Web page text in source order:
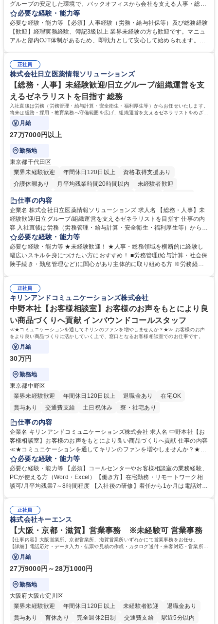
グループの安定した環境で、バックオフィスから会社を支える人事・総務
をお任せします。 労務と総務の業務をバランスよく担当し、ゆくゆくは制
度改定などのコア業務にも挑戦できる、やりがいある環境です。 ■勤怠管
理、給与計算、社会保険手続き、年末調整等の労務管理全般 ■入退社手続
き、社内規定の改定や人事制度改定などのコア業務 ■社内イベントの企画
でも質問・相談できる環境が整っているため、安心して成長できます。 募
集職種 【森ビルG】人事・総務◆賞与5ヶ月◆年休120日◆残業少なめ◆
リモート可
必要な経験・能力等
必要な経験・能力等 【必須】人事経験（労務・給与社保等）及び総務経験
【歓迎】経理実務経験、簿記3級以上 業界未経験の方も歓迎です。マニュ
アルと部内OJT体制があるため、即戦力として安心して始められます。
務に挑戦できるため、自身の成長と組織への貢献度をダイレクトに実感で
きます。 残業少なめ、週1日リモート可など、ワークライフバランスを保
ち長期活躍できる環境です。 「これまでの幅広い経験を活かし、長期的な
キャリアを築きたい」という前向きな意欲と挑戦を全力で応援します。 学
歴・資格 学歴：大学院 大学 高専 短大 専修学校 高校 語学力： 資格：日商
簿記検定1級 日商簿記検定2級 日商簿記検定3級
正社員
株式会社日立医薬情報ソリューションズ
【総務・人事】未経験歓迎/日立グループ/組織運営を支
えるゼネラリストを目指す 総務
入社直後は労務（労務管理・給与計算・安全衛生・福利厚生等）からお任せいたします。
将来は総務・採用・教育業務へ守備範囲を広げ、組織運営を支えるゼネラリストをめざせ
ます。
月給
27万7000円以上
勤務地
東京都千代田区
業界未経験歓迎
年間休日120日以上
資格取得支援あり
介護休暇あり
月平均残業時間20時間以内
未経験者歓迎
住宅手当あり
育休あり
完全週休2日制 交通費支給 土日祝休み 寮・社宅あり
仕事の内容
企業名 株式会社日立医薬情報ソリューションズ 求人名 【総務・人事】未
経験歓迎/日立グループ/組織運営を支えるゼネラリストを目指す 仕事の内
容 入社直後は労務（労務管理・給与計算・安全衛生・福利厚生等）からお
任せいたします。将来は総務・採用・教育業務へ守備範囲を広げ、組織運
営を支えるゼネラリストをめざせます。 ・初期業務：労働時間管理、給与
計算、社会保険対応、福利厚生管理、安全衛生、健康経営推進等をお任せ
します。ご経験に応じて、休職者管理など、幅広く経験を積んでいただき
幅広く経験を積みたい意欲がある方に最適な環境です。 募集職種 【総
務・人事】未経験歓迎/日立グループ/組織運営を支えるゼネラリストを目
指す
必要な経験・能力等
必要な経験・能力等 ★未経験歓迎！ ★人事・総務領域を横断的に経験し
幅広いスキルを身につけたい方におすすめ！ ■労務管理(給与計算・社会保
険手続き・勤怠管理など)に関心があり主体的に取り組める方 ※労務経験
のご経験 ■労務管理（給与計算・社会保険手続き・勤怠管理など）の経験
■衛生管理者の資格をお持ちの方 学歴・資格 学歴：大学院 大学 高専 短大
専修学校 高校 語学力： 資格：
正社員
キリンアンドコミュニケーションズ株式会社
中野本社【お客様相談室】お客様のお声をもとにより良
い商品づくりへ貢献 インバウンドコールスタッフ
≪★コミュニケーションを通してキリンのファンを増やしませんか？★≫ お客様のお声
をより良い商品づくりに活かしていく上で、窓口となるお客様相談室でのお仕事です。
月給
30万円
勤務地
東京都中野区
業界未経験歓迎
年間休日120日以上 退職金あり
在宅OK
賞与あり
交通費支給 土日祝休み 寮・社宅あり
仕事の内容
企業名 キリンアンドコミュニケーションズ株式会社 求人名 中野本社【お
客様相談室】お客様のお声をもとにより良い商品づくりへ貢献 仕事の内容
≪★コミュニケーションを通してキリンのファンを増やしませんか？★≫
お客様のお声をより良い商品づくりに活かしていく上で、窓口となるお客
様相談室でのお仕事です。 日々お客様からいただくキリングループへのご
意見を、企業活動に活かしています。お客様からの声に迅速かつ誠意をも
って対応、情報提供するとともにグループ内活動に反映しています。 【具
平均100件前後■メール・手紙：同上40件前後 募集職種 中野本社【お客様
相談室】お客様のお声をもとにより良い商品づくりへ貢献
必要な経験・能力等
必要な経験・能力等 【必須】コールセンターやお客様相談室の業務経験、
PCが使える方（Word・Excel）【働き方】在宅勤務・リモートワーク相
談可/月平均残業7～8時間程度 【入社後の研修】着任から1か月は電話対応
すのでご安心ください。 【当社について】キリングループの広報機能を担
う会社として、お客様との出会いを大切にし、磨き上げたホスピタリティ
を込めてコミュニケーションをとりながら広報関連業務を行っておりま
す。 学歴・資格 学歴：大学院 大学 高専 短大 専修学校 高校 語学力： 資
格：
正社員
株式会社キーエンス
【大阪・京都・滋賀】営業事務 ※未経験可 営業事務
【仕事内容】大阪営業所、京都営業所、滋賀営業所いずれかにて営業事務をお任せ。
【詳細】電話応対・データ入力・伝票や見積の作成・カタログ送付・来客対応・営業所内
で発生する事務業務や業務改善をお任せ。
月給
27万9000円～28万1000円
勤務地
大阪府大阪市淀川区
業界未経験歓迎
年間休日120日以上 未経験者歓迎
退職金あり
賞与あり
育休あり 完全週休2日制 交通費支給 駅近5分以内